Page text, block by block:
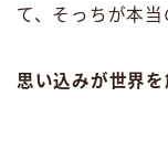
て、そっちが本当
思い込みが世界を